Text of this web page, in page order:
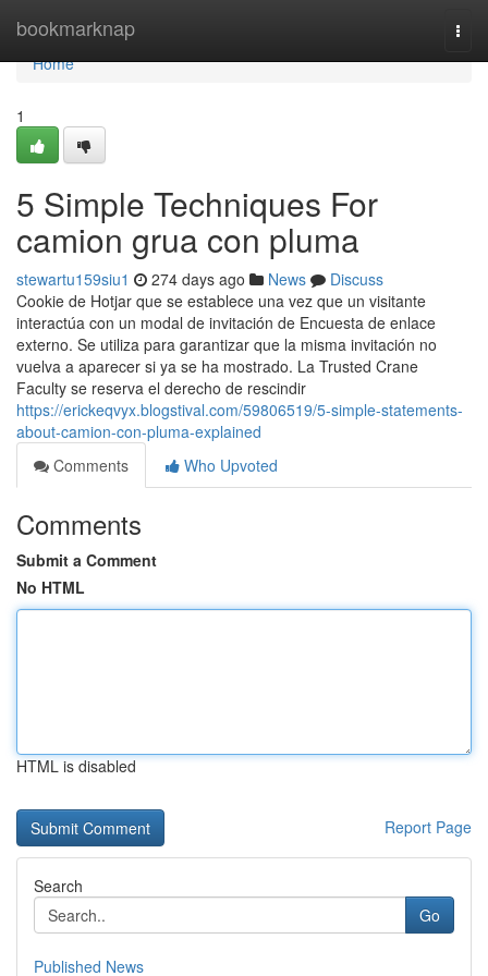
bookmarknap
Home
Home
1
5 Simple Techniques For
camion grua con pluma
stewartu159siu1 274 days ago News
Discuss
Cookie de Hotjar que se establece una vez que un visitante
interactúa con un modal de invitación de Encuesta de enlace
externo. Se utiliza para garantizar que la misma invitación no
vuelva a aparecer si ya se ha mostrado. La Trusted Crane
Faculty se reserva el derecho de rescindir
https://erickeqvyx.blogstival.com/59806519/5-simple-statements-
about-camion-con-pluma-explained
Comments
Who Upvoted
Comments
Submit a Comment
No HTML
HTML is disabled
Report Page
Search
Go
Published News